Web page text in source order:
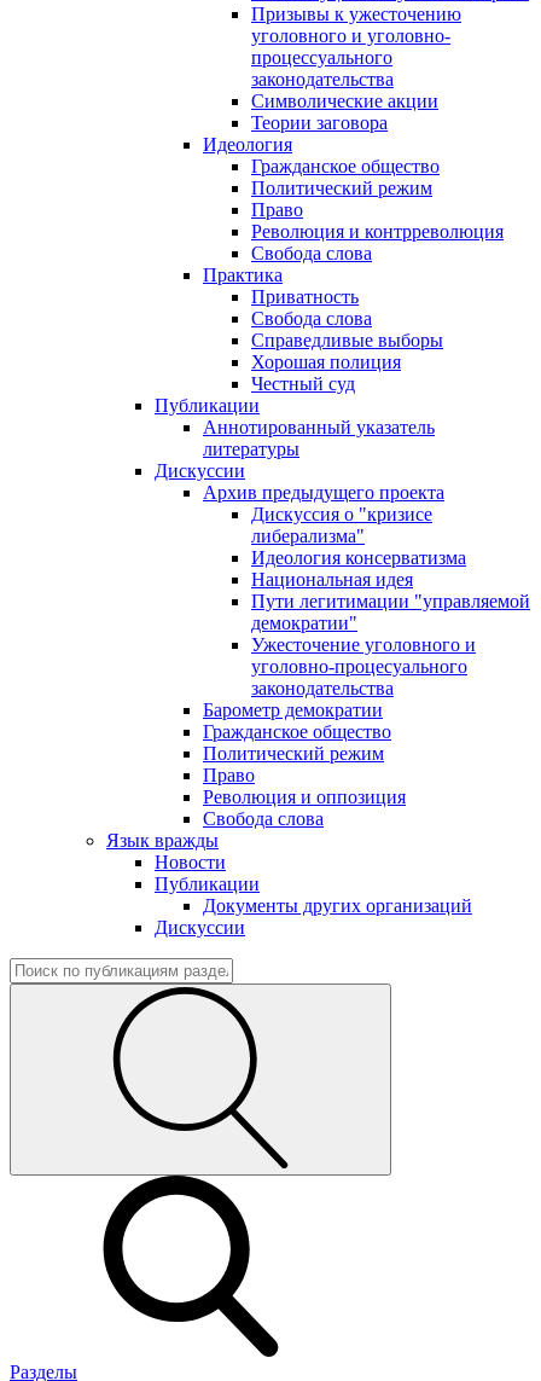
Призывы к ужесточению
уголовного и уголовно-
процессуального
законодательства
Символические акции
Теории заговора
Идеология
Гражданское общество
Политический режим
Право
Революция и контрреволюция
Свобода слова
Практика
Приватность
Свобода слова
Справедливые выборы
Хорошая полиция
Честный суд
Публикации
Аннотированный указатель
литературы
Дискуссии
Архив предыдущего проекта
Дискуссия о "кризисе
либерализма"
Идеология консерватизма
Национальная идея
Пути легитимации "управляемой
демократии"
Ужесточение уголовного и
уголовно-процесуального
законодательства
Барометр демократии
Гражданское общество
Политический режим
Право
Революция и оппозиция
Свобода слова
Язык вражды
Новости
Публикации
Документы других организаций
Дискуссии
Разделы